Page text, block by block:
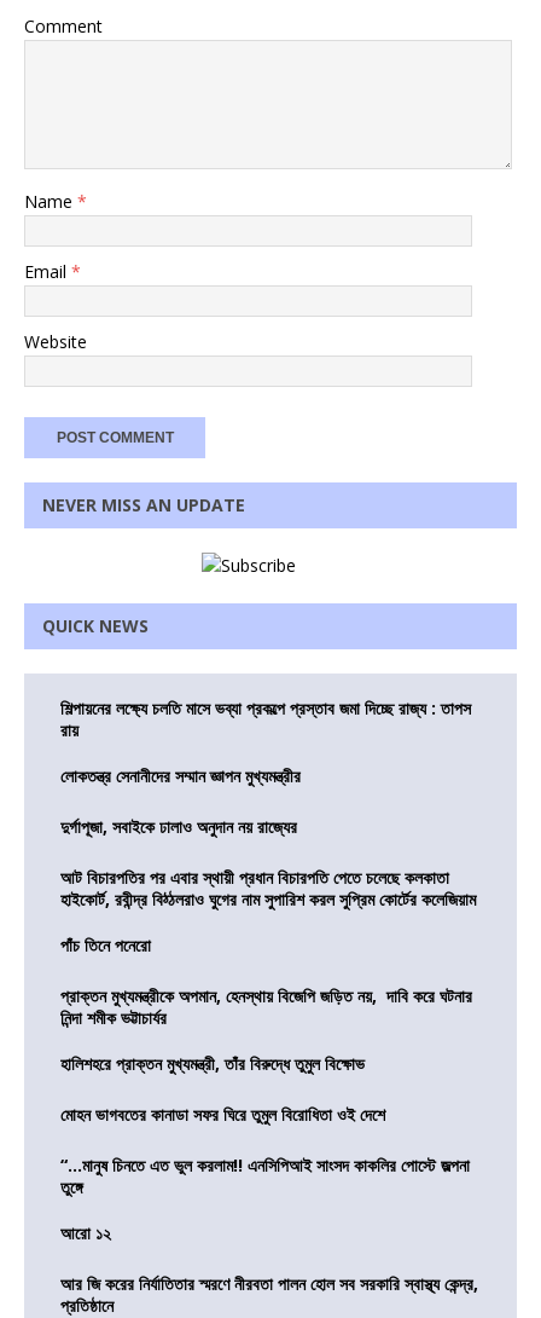
Comment
Name *
Email *
Website
NEVER MISS AN UPDATE
QUICK NEWS
শিল্পায়নের লক্ষ্যে চলতি মাসে ভব্যা প্রকল্পে প্রস্তাব জমা দিচ্ছে রাজ্য : তাপস
রায়
লোকতন্ত্র সেনানীদের সম্মান জ্ঞাপন মুখ্যমন্ত্রীর
দুর্গাপূজা, সবাইকে ঢালাও অনুদান নয় রাজ্যের
আট বিচারপতির পর এবার স্থায়ী প্রধান বিচারপতি পেতে চলেছে কলকাতা
হাইকোর্ট, রবীন্দ্র বিঠ্ঠলরাও ঘুগের নাম সুপারিশ করল সুপ্রিম কোর্টের কলেজিয়াম
পাঁচ তিনে পনেরো
প্রাক্তন মুখ্যমন্ত্রীকে অপমান, হেনস্থায় বিজেপি জড়িত নয়, দাবি করে ঘটনার
নিন্দা শমীক ভট্টাচার্যর
হালিশহরে প্রাক্তন মুখ্যমন্ত্রী, তাঁর বিরুদ্ধে তুমুল বিক্ষোভ
মোহন ভাগবতের কানাডা সফর ঘিরে তুমুল বিরোধিতা ওই দেশে
“…মানুষ চিনতে এত ভুল করলাম!! এনসিপিআই সাংসদ কাকলির পোস্টে জল্পনা
তুঙ্গে
আরো ১২
আর জি করের নির্যাতিতার স্মরণে নীরবতা পালন হোল সব সরকারি স্বাস্থ্য কেন্দ্র,
প্রতিষ্ঠানে